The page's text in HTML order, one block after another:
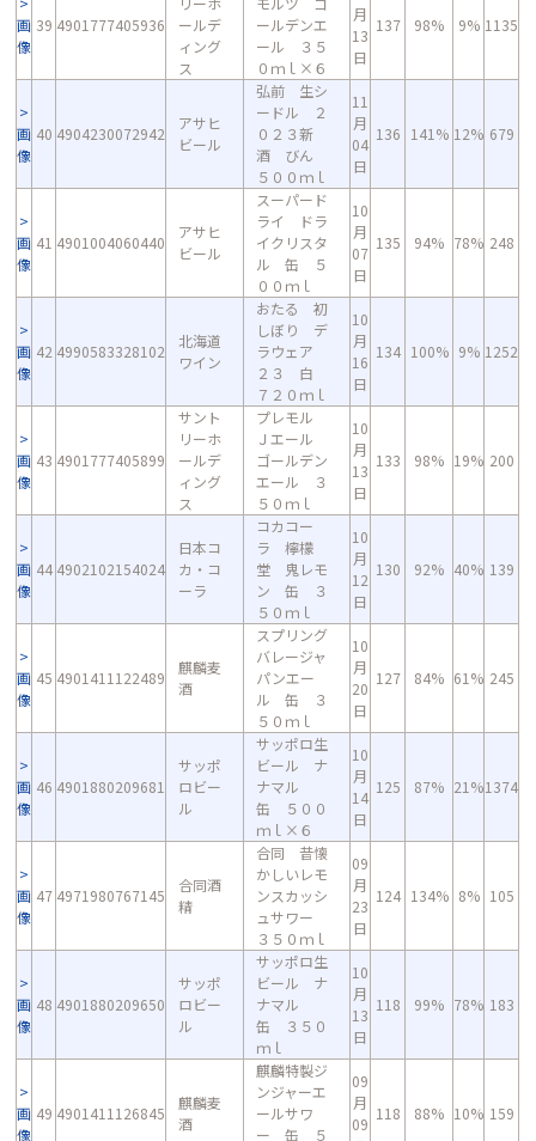
画
像
39 4901777405936
ールデ
ィング
ス
ールデンエ
ール ３５
０ｍｌ×６
月
13
日
137 98% 9% 1135
画
像
40 4904230072942
アサヒ
ビール
弘前 生シ
ードル ２
０２３新
酒 びん
５００ｍｌ
11
月
04
日
136 141% 12% 679
画
像
41 4901004060440
アサヒ
ビール
スーパード
ライ ドラ
イクリスタ
ル 缶 ５
００ｍｌ
10
月
07
日
135 94% 78% 248
画
像
42 4990583328102
北海道
ワイン
おたる 初
しぼり デ
ラウェア
２３ 白
７２０ｍｌ
10
月
16
日
134 100% 9% 1252
画
像
43 4901777405899
サント
リーホ
ールデ
ィング
ス
プレモル
Ｊエール
ゴールデン
エール ３
５０ｍｌ
10
月
13
日
133 98% 19% 200
画
像
44 4902102154024
日本コ
カ・コ
ーラ
コカコー
ラ 檸檬
堂 鬼レモ
ン 缶 ３
５０ｍｌ
10
月
12
日
130 92% 40% 139
画
像
45 4901411122489
麒麟麦
酒
スプリング
バレージャ
パンエー
ル 缶 ３
５０ｍｌ
10
月
20
日
127 84% 61% 245
画
像
46 4901880209681
サッポ
ロビー
ル
サッポロ生
ビール ナ
ナマル
缶 ５００
ｍｌ×６
10
月
14
日
125 87% 21%1374
画
像
47 4971980767145
合同酒
精
合同 昔懐
かしいレモ
ンスカッシ
ュサワー
３５０ｍｌ
09
月
23
日
124 134% 8% 105
画
像
48 4901880209650
サッポ
ロビー
ル
サッポロ生
ビール ナ
ナマル
缶 ３５０
ｍｌ
10
月
13
日
118 99% 78% 183
画
像
49 4901411126845
麒麟麦
酒
麒麟特製ジ
ンジャーエ
ールサワ
ー 缶 ５
09
月
09
118 88% 10% 159